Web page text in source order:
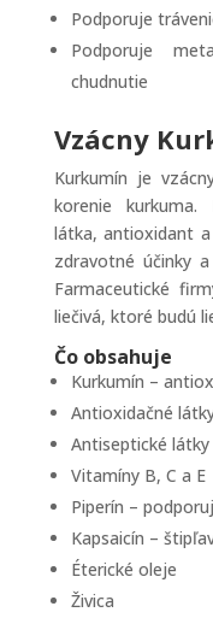
Podporuje
Podporuje
chudnutie
Vzácny
Kurkumín je
korenie kurkuma.
látka, antioxidant
zdravotné účinky
Farmaceutické
liečivá, ktoré budú
Čo obsahuje
Kurkumín –
Antioxidačné
Antiseptické
Vitamíny B, C a E
Piperín –
Kapsaicín –
Éterické oleje
Živica